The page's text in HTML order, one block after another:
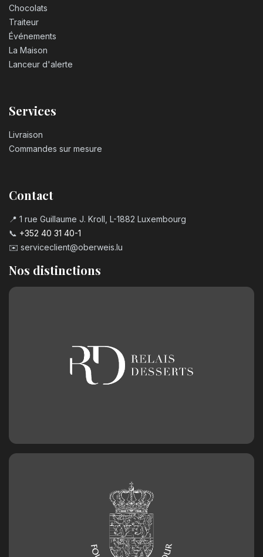
Chocolats
Traiteur
Événements
La Maison
Lanceur d'alerte
Services
Livraison
Commandes sur mesure
Contact
📍 1 rue Guillaume J. Kroll, L-1882 Luxembourg
📞 +352 40 31 40-1
✉️ serviceclient@oberweis.lu
Nos distinctions